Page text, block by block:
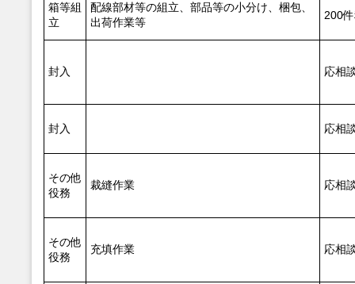
箱等組
立
配線部材等の組立、部品等の小分け、梱包、
出荷作業等
200
封入 応相
封入 応相
その他
役務
裁縫作業 応相
その他
役務
充填作業 応相